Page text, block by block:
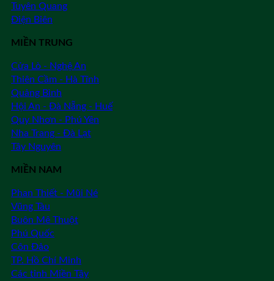
Tuyên Quang
Điện Biên
MIỀN TRUNG
Cửa Lò - Nghệ An
Thiên Cầm - Hà Tĩnh
Quảng Bình
Hội An - Đà Nẵng - Huế
Quy Nhơn - Phú Yên
Nha Trang - Đà Lạt
Tây Nguyên
MIỀN NAM
Phan Thiết - Mũi Né
Vũng Tàu
Buôn Mê Thuột
Phú Quốc
Côn Đảo
TP. Hồ Chí Minh
Các tỉnh Miền Tây